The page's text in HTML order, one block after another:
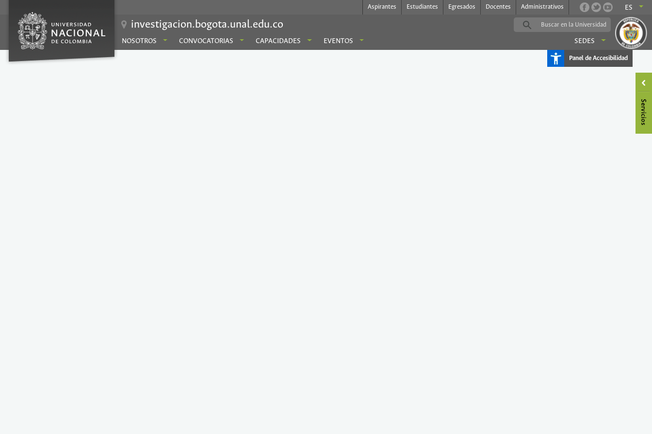
Aspirantes Estudiantes Egresados Docentes Administrativos ES
investigacion.bogota.unal.edu.co
NOSOTROS CONVOCATORIAS CAPACIDADES EVENTOS SEDES
Panel de Accesibilidad